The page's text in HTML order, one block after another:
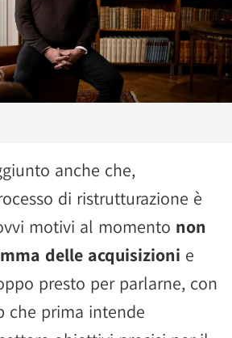
anche che,
di ristrutturazione è
motivi al momento non
delle acquisizioni e
presto per parlarne, con
che prima intende